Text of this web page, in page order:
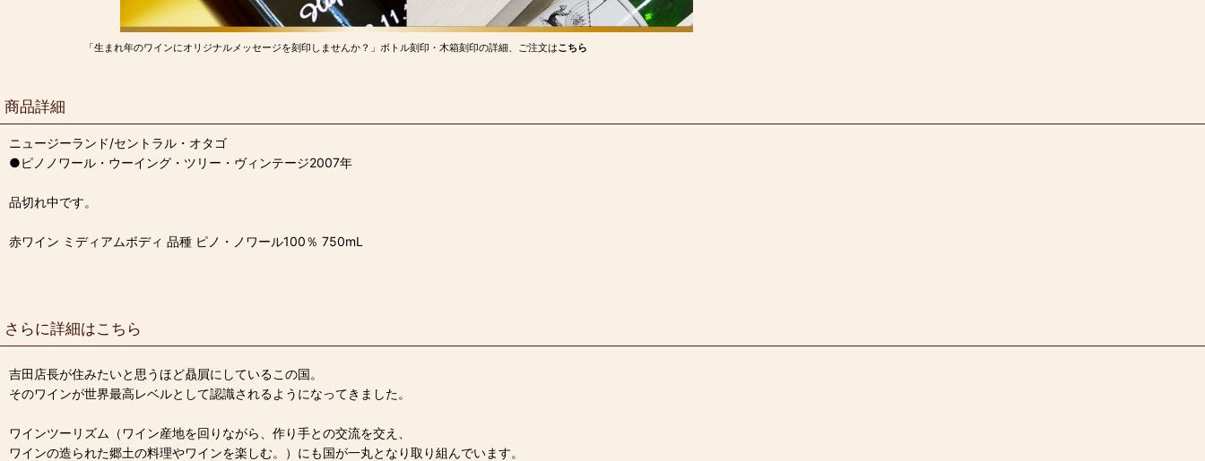
「生まれ年のワインにオリジナルメッセージを刻印しませんか？」ボトル刻印・木箱刻印の詳細、ご注文はこちら
商品詳細
ニュージーランド/セントラル・オタゴ
●ピノノワール・ウーイング・ツリー・ヴィンテージ2007年
品切れ中です。
赤ワイン ミディアムボディ 品種 ピノ・ノワール100％ 750mL
さらに詳細はこちら
吉田店長が住みたいと思うほど贔屓にしているこの国。
そのワインが世界最高レベルとして認識されるようになってきました。
ワインツーリズム（ワイン産地を回りながら、作り手との交流を交え、
ワインの造られた郷土の料理やワインを楽しむ。）にも国が一丸となり取り組んでいます。